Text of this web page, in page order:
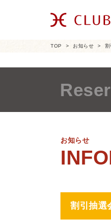
TOP お知らせ 割
お知らせ
割引抽選